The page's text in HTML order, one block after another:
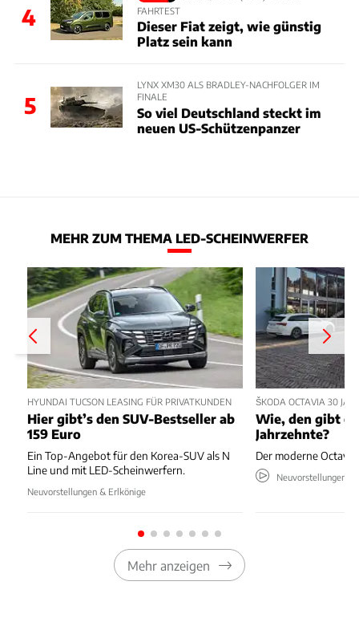
4
FAHRTEST
Dieser Fiat zeigt, wie günstig
Platz sein kann
5
LYNX XM30 ALS BRADLEY-NACHFOLGER IM
FINALE
So viel Deutschland steckt im
neuen US-Schützenpanzer
MEHR ZUM THEMA LED-SCHEINWERFER
HYUNDAI TUCSON LEASING FÜR PRIVATKUNDEN
Hier gibt’s den SUV-Bestseller ab
159 Euro
Ein Top-Angebot für den Korea-SUV als N
Line und mit LED-Scheinwerfern.
Neuvorstellungen & Erlkönige
ŠKODA OCTAVIA 30
Wie, den gibt
Jahrzehnte?
Der moderne
Neuvorstellungen &
Mehr anzeigen